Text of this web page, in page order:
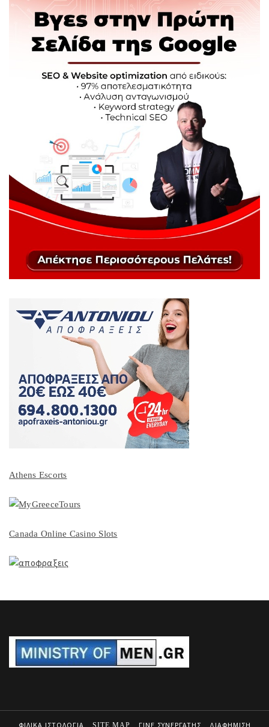
Athens Escorts
Canada Online Casino Slots
ΦΙΛΙΚΑ ΙΣΤΟΛΟΓΙΑ SITE MAP ΓΙΝΕ ΣΥΝΕΡΓΑΤΗΣ ΔΙΑΦΗΜΙΣΗ